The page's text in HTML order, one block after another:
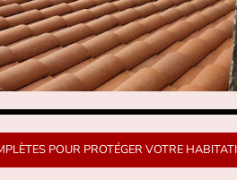
POUR PROTÉGER VOTRE